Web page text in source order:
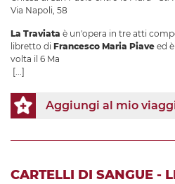
Via Napoli, 58
La Traviata è un'opera in tre atti
libretto di Francesco Maria Piave ed
volta il 6 Ma
[...]
Aggiungi al mio
CARTELLI DI SANGUE -